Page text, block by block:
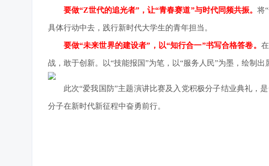
要做“Z世代的追光者”，让“青春赛道”与时代同频共振。将
具体行动中去，践行新时代大学生的青年担当。
要做“未来世界的建设者”，以“知行合一”书写合格答卷。
战，敢于创新。以“技能报国”为笔，以“服务人民”为墨，绘制
此次“爱我国防”主题演讲比赛及入党积极分子结业典礼，
分子在新时代新征程中奋勇前行。